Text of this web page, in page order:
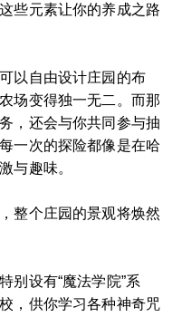
些元素让你的养成之路
以自由设计庄园的布
场变得独一无二。而那
，还会与你共同参与抽
一次的探险都像是在哈
与趣味。
整个庄园的景观将焕然
别设有“魔法学院”系
，供你学习各种神奇咒